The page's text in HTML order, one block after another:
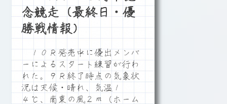
念競走（最終日・優
勝戦情報）
１０Ｒ発売中に優出メンバ
ーによるスタート練習が行わ
れた。９Ｒ終了時点の気象状
況は天候・晴れ、気温１
４℃、南東の風２ｍ（ホーム